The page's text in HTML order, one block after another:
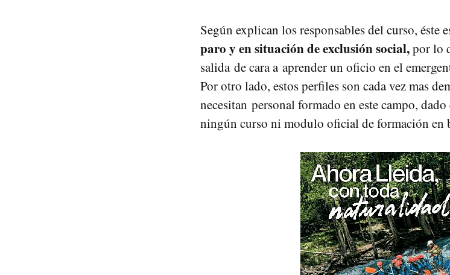
Según explican los responsables del curso, éste
paro y en situación de exclusión social,por lo
salida de cara a aprender un oficio en el
Por otro lado, estos perfiles son cada vez mas
necesitan personal formado en este campo,
ningún curso ni modulo oficial de formación en